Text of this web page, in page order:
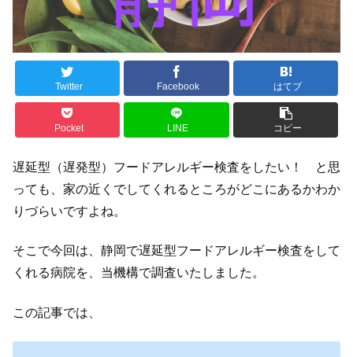
Twitter Facebook はてブ
Pocket LINE コピー
遅延型（遅発型）フードアレルギー検査をしたい！ と思
っても、家の近くでしてくれるところがどこにあるかわか
りづらいですよね。
そこで今回は、静岡で遅延型フードアレルギー検査をして
くれる病院を、当機構で調査いたしました。
この記事では、